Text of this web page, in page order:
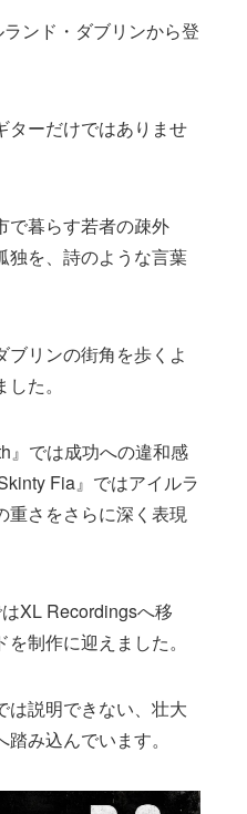
ンド・ダブリンから登
ターだけではありませ
で暮らす若者の疎外
独を、詩のような言葉
リンの街角を歩くよ
た。
』では成功への違和感
Fia』ではアイルラ
重さをさらに深く表現
XL Recordingsへ移
制作に迎えました。
は説明できない、壮大
み込んでいます。